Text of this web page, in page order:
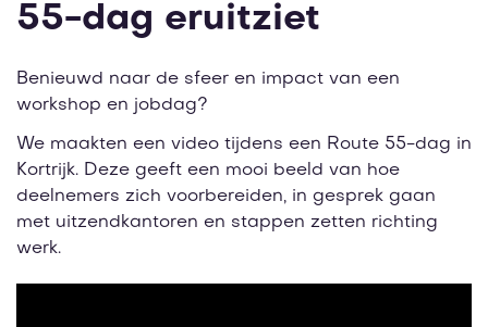
55-dag eruitziet
Benieuwd naar de sfeer en impact van een
workshop en jobdag?
We maakten een video tijdens een Route 55-dag in
Kortrijk. Deze geeft een mooi beeld van hoe
deelnemers zich voorbereiden, in gesprek gaan
met uitzendkantoren en stappen zetten richting
werk.